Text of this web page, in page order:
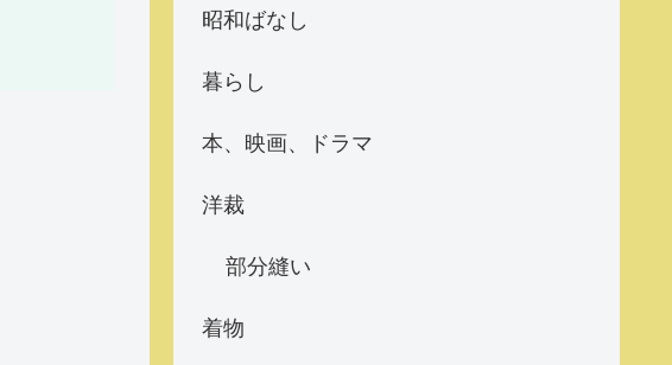
昭和ばなし
暮らし
本、映画、ドラマ
洋裁
部分縫い
着物